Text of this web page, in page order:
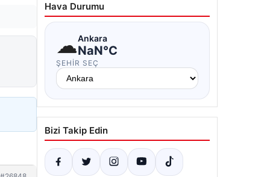
Hava Durumu
☁Ankara
NaN°C
ŞEHIR SEÇ
Bizi Takip Edin